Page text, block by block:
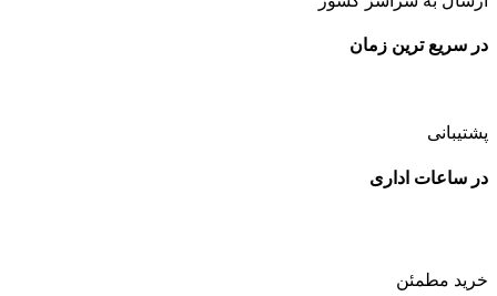
در سریع ترین زمان
پشتیبانی
در ساعات اداری
خرید مطمئن